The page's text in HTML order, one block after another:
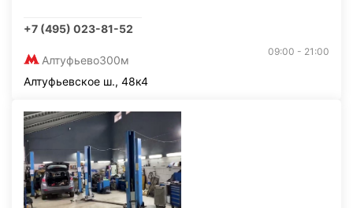
+7 (495) 023-81-52
Алтуфьево300м
09:00 - 21:00
Алтуфьевское ш., 48к4